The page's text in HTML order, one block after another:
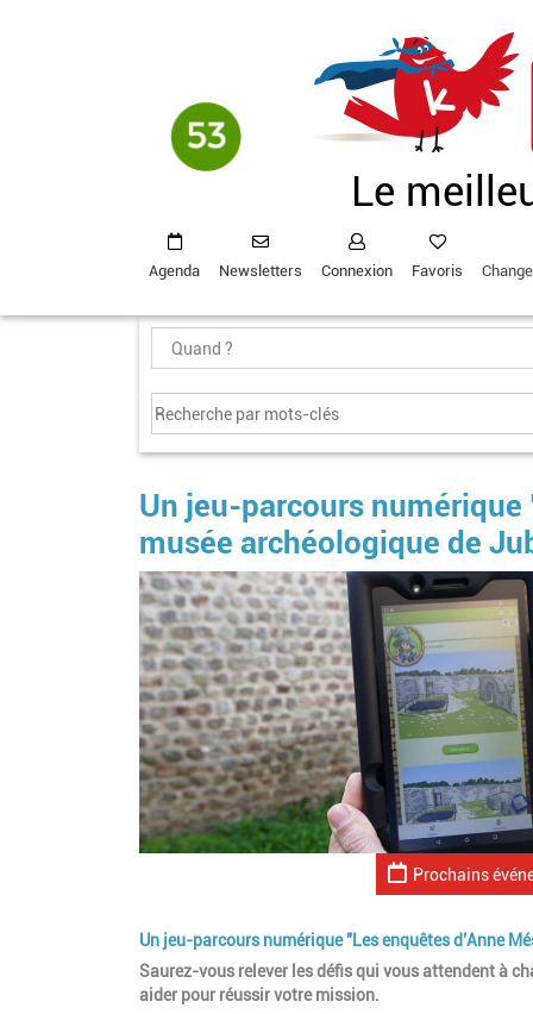
Le
Agenda Newsletters Connexion Favoris
Un jeu-parcours numérique
musée archéologique de
Prochains
Un jeu-parcours numérique "Les enquêtes d’Anne
Saurez-vous relever les défis qui vous attendent à
aider pour réussir votre mission.